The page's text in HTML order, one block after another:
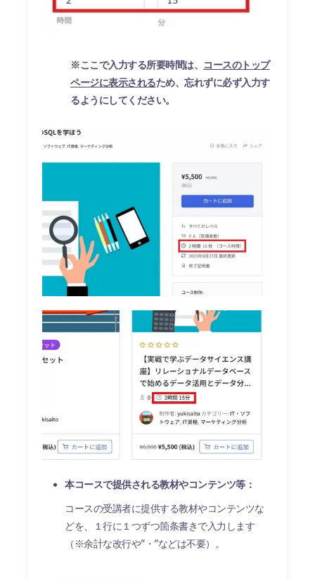
※ここで入力する所要時間は、
コースのトップ
ページに表示されるため、忘れずに必ず入力す
るようにしてください。
本コースで提供される教材やコンテンツ等：
コースの受講者に提供する教材やコンテンツな
どを、１行に１つずつ箇条書きで入力します
（※余計な改行や”・”などは不要）。